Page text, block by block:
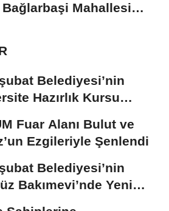
Mahallesi
Belediyesi’nin
Hazırlık Kursu
Fuar Alanı Bulut ve
Ezgileriyle Şenlendi
Belediyesi’nin
Bakımevi’nde Yeni